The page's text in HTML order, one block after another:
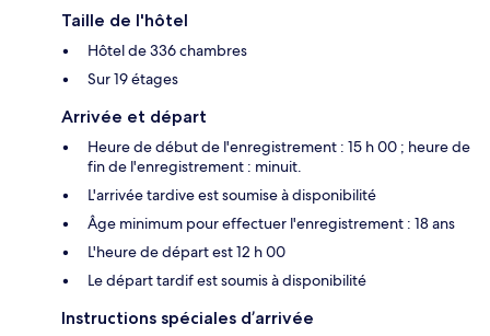
Taille de l'hôtel
Hôtel de 336 chambres
Sur 19 étages
Arrivée et départ
Heure de début de l'enregistrement : 15 h 00 ; heure de
fin de l'enregistrement : minuit.
L'arrivée tardive est soumise à disponibilité
Âge minimum pour effectuer l'enregistrement : 18 ans
L'heure de départ est 12 h 00
Le départ tardif est soumis à disponibilité
Instructions spéciales d’arrivée